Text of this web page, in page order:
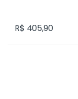
R$ 405,90